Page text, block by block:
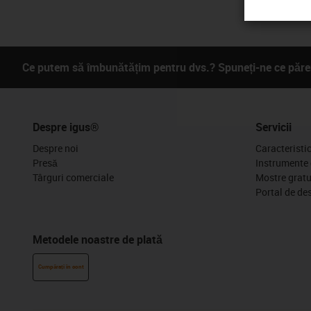
Ce putem să îmbunătățim pentru dvs.? Spuneți-ne ce
Despre igus®
Despre noi
Presă
Târguri comerciale
Metodele noastre de plată
Cumpărați în cont
Servicii
Instrumente
Mostre
Portal de